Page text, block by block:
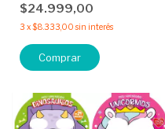
$24.999,00
3 x$8.333,00 sin interés